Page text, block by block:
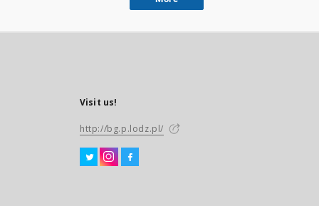
Visit us!
http://bg.p.lodz.pl/